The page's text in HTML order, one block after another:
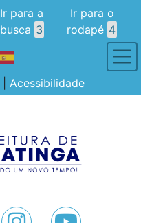
Ir para a
busca 3
Ir para o
rodapé 4
Acessibilidade